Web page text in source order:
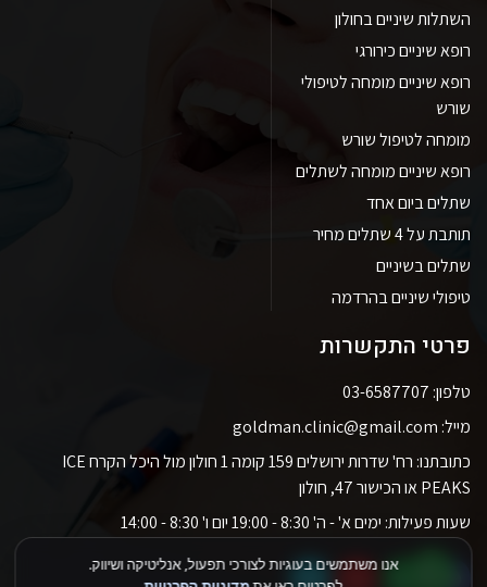
אנו משתמשים בעוגיות לצורכי תפעול, אנליטיקה ושיווק.
השתלות שיניים בחולון
רופא שיניים כירורגי
רופא שיניים מומחה לטיפולי
שורש
מומחה לטיפול שורש
רופא שיניים מומחה לשתלים
שתלים ביום אחד
תותבת על 4 שתלים מחיר
שתלים בשיניים
טיפולי שיניים בהרדמה
פרטי התקשרות
טלפון: 03-6587707
מייל: goldman.clinic@gmail.com
כתובתנו: רח' שדרות ירושלים 159 קומה 1 חולון מול היכל הקרח ICE
PEAKS או הכישור 47, חולון
שעות פעילות: ימים א' - ה' 8:30 - 19:00 יום ו' 8:30 - 14:00